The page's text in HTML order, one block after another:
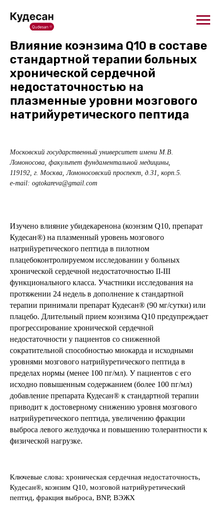
Влияние коэнзима Q10 в составе
стандартной терапии больных
хронической сердечной
недостаточностью на
плазменные уровни мозгового
натрийуретического пептида
Московский государственный университет имени М.В.
Ломоносова, факультет фундаментальной медицины,
119192, г. Москва, Ломоносовский проспект, д.31, корп.5.
e-mail: ogtokareva@gmail.com
Изучено влияние убидекаренона (коэнзим Q10, препарат
Кудесан®) на плазменный уровень мозгового
натрийуретического пептида в пилотном
плацебоконтролируемом исследовании у больных
хронической сердечной недостаточностью II-III
функционального класса. Участники исследования на
протяжении 24 недель в дополнение к стандартной
терапии принимали препарат Кудесан® (90 мг/сутки) или
плацебо. Длительный прием коэнзима Q10 предупреждает
прогрессирование хронической сердечной
недостаточности у пациентов со сниженной
сократительной способностью миокарда и исходными
уровнями мозгового натрийуретического пептида в
пределах нормы (менее 100 пг/мл). У пациентов с его
исходно повышенным содержанием (более 100 пг/мл)
добавление препарата Кудесан® к стандартной терапии
приводит к достоверному снижению уровня мозгового
натрийуретического пептида, увеличению фракции
выброса левого желудочка и повышению толерантности к
физической нагрузке.
Ключевые слова: хроническая сердечная недостаточность,
Кудесан®, коэнзим Q10, мозговой натрийуретический
пептид, фракция выброса, BNP, ВЭЖХ